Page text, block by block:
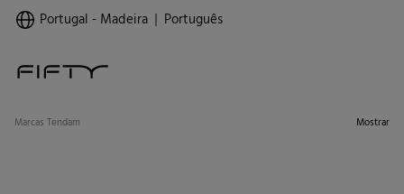
Portugal - Madeira Português
Marcas Tendam Mostrar